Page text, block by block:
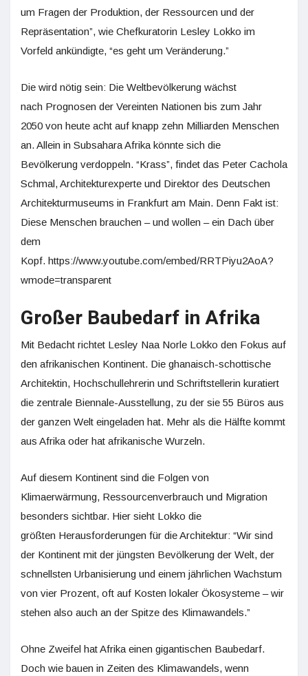
um Fragen der Produktion, der Ressourcen und der
Repräsentation”, wie Chefkuratorin Lesley Lokko im
Vorfeld ankündigte, “es geht um Veränderung.”
Die wird nötig sein: Die Weltbevölkerung wächst
nach Prognosen der Vereinten Nationen bis zum Jahr
2050 von heute acht auf knapp zehn Milliarden Menschen
an. Allein in Subsahara Afrika könnte sich die
Bevölkerung verdoppeln. “Krass”, findet das Peter Cachola
Schmal, Architekturexperte und Direktor des Deutschen
Architekturmuseums in Frankfurt am Main. Denn Fakt ist:
Diese Menschen brauchen – und wollen – ein Dach über
dem
Kopf. https://www.youtube.com/embed/RRTPiyu2AoA?
wmode=transparent
Großer Baubedarf in Afrika
Mit Bedacht richtet Lesley Naa Norle Lokko den Fokus auf
den afrikanischen Kontinent. Die ghanaisch-schottische
Architektin, Hochschullehrerin und Schriftstellerin kuratiert
die zentrale Biennale-Ausstellung, zu der sie 55 Büros aus
der ganzen Welt eingeladen hat. Mehr als die Hälfte kommt
aus Afrika oder hat afrikanische Wurzeln.
Auf diesem Kontinent sind die Folgen von
Klimaerwärmung, Ressourcenverbrauch und Migration
besonders sichtbar. Hier sieht Lokko die
größten Herausforderungen für die Architektur: “Wir sind
der Kontinent mit der jüngsten Bevölkerung der Welt, der
schnellsten Urbanisierung und einem jährlichen Wachstum
von vier Prozent, oft auf Kosten lokaler Ökosysteme – wir
stehen also auch an der Spitze des Klimawandels.”
Ohne Zweifel hat Afrika einen gigantischen Baubedarf.
Doch wie bauen in Zeiten des Klimawandels, wenn